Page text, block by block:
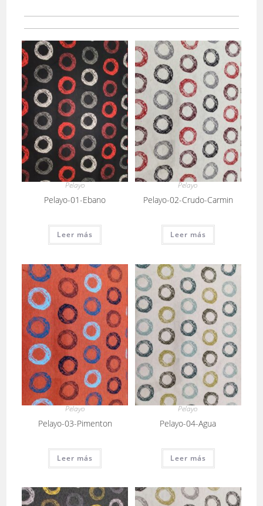
Pelayo
Pelayo-01-Ebano
Leer más
Pelayo
Pelayo-02-Crudo-Carmin
Leer más
Pelayo
Pelayo-03-Pimenton
Leer más
Pelayo
Pelayo-04-Agua
Leer más